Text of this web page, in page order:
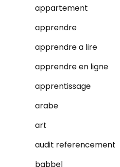
appartement
apprendre
apprendre a lire
apprendre en ligne
apprentissage
arabe
art
audit referencement
babbel